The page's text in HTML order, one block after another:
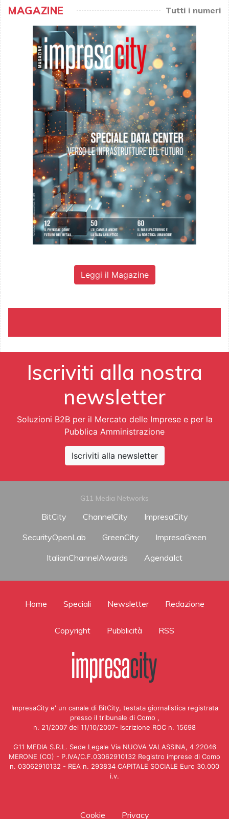
MAGAZINE Tutti i numeri
Leggi il Magazine
Iscriviti alla nostra
newsletter
Soluzioni B2B per il Mercato delle Imprese e per la
Pubblica Amministrazione
Iscriviti alla newsletter
G11 Media Networks
BitCity ChannelCity
ImpresaCity
SecurityOpenLab
GreenCity
ImpresaGreen
ItalianChannelAwards
AgendaIct
Home Speciali Newsletter Redazione
Copyright Pubblicità RSS
ImpresaCity e' un canale di BitCity, testata giornalistica registrata
presso il tribunale di Como ,
n. 21/2007 del 11/10/2007- Iscrizione ROC n. 15698
G11 MEDIA S.R.L. Sede Legale Via NUOVA VALASSINA, 4 22046
MERONE (CO) - P.IVA/C.F.03062910132 Registro imprese di Como
n. 03062910132 - REA n. 293834 CAPITALE SOCIALE Euro 30.000
i.v.
Cookie Privacy